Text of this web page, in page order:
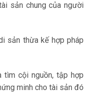
sản chung của người
sản thừa kế hợp pháp
tìm cội nguồn, tập hợp
minh cho tài sản đó